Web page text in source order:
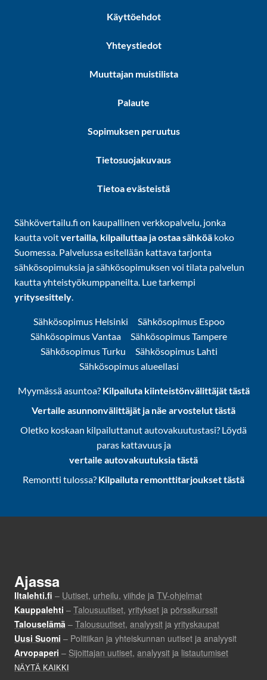
Käyttöehdot
Yhteystiedot
Muuttajan muistilista
Palaute
Sopimuksen peruutus
Tietosuojakuvaus
Tietoa evästeistä
Sähkövertailu.fi on kaupallinen verkkopalvelu, jonka
kautta voitvertailla, kilpailuttaa ja ostaa sähköä koko
Suomessa. Palvelussa esitellään kattava tarjonta
sähkösopimuksia ja sähkösopimuksen voi tilata palvelun
kautta yhteistyökumppaneilta. Lue tarkempi
yritysesittely.
Sähkösopimus Helsinki
Sähkösopimus Espoo
Sähkösopimus Vantaa
Sähkösopimus Tampere
Sähkösopimus Turku
Sähkösopimus Lahti
Sähkösopimus alueellasi
Myymässä asuntoa? Kilpailuta kiinteistönvälittäjät tästä
Vertaile asunnonvälittäjät ja näe arvostelut tästä
Oletko koskaan kilpailuttanut autovakuutustasi? Löydä
paras kattavuus ja
vertaile autovakuutuksia tästä
Remontti tulossa? Kilpailuta remonttitarjoukset tästä